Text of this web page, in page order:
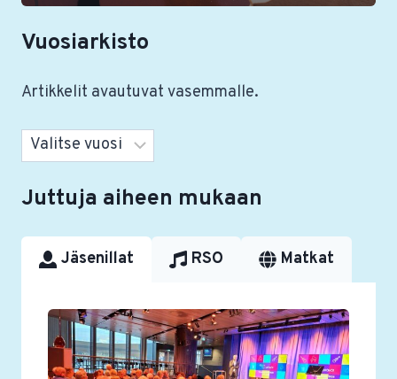
Vuosiarkisto
Artikkelit avautuvat vasemmalle.
Arkistot
Juttuja aiheen mukaan
Jäsenillat RSO Matkat